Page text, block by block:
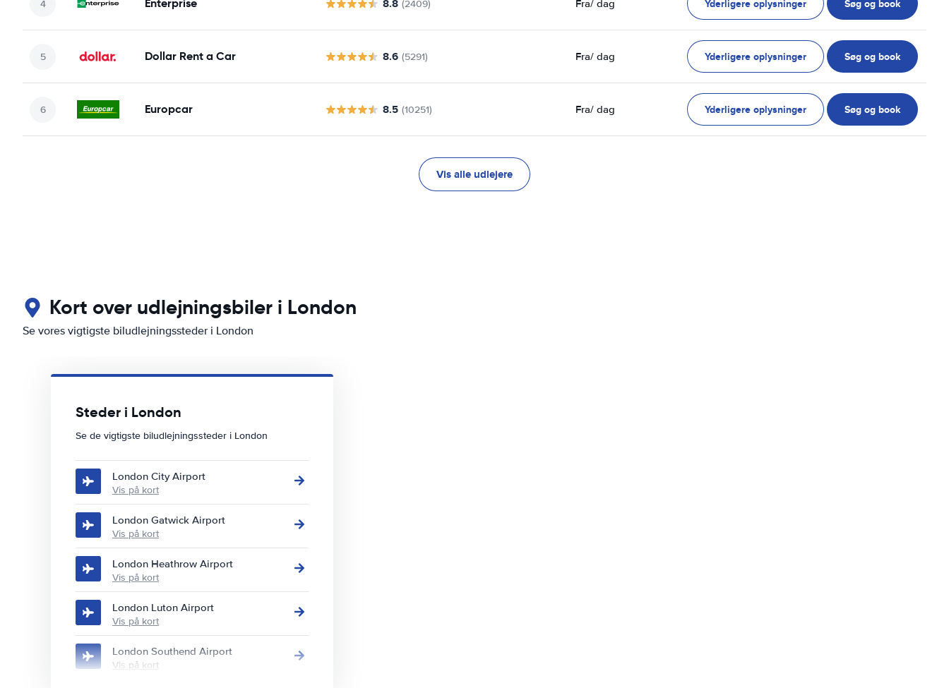
Enterprise 8.8 (2409) Fra/ dag Yderligere oplysninger Søg og book
Dollar Rent a Car 8.6 (5291) Fra/ dag Yderligere oplysninger Søg og book
Europcar 8.5 (10251) Fra/ dag Yderligere oplysninger Søg og book
Vis alle udlejere
Kort over udlejningsbiler i London
Se vores vigtigste biludlejningssteder i London
Steder i London
Se de vigtigste biludlejningssteder i London
London City Airport
Vis på kort
London Gatwick Airport
Vis på kort
London Heathrow Airport
Vis på kort
London Luton Airport
Vis på kort
London Southend Airport
Vis på kort